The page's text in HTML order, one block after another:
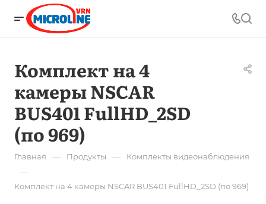
Комплект на 4
камеры NSCAR
BUS401 FullHD_2SD
(по 969)
Главная — Продукты — Комплекты видеонаблюдения
—
Комплект на 4 камеры NSCAR BUS401 FullHD_2SD (по 969)